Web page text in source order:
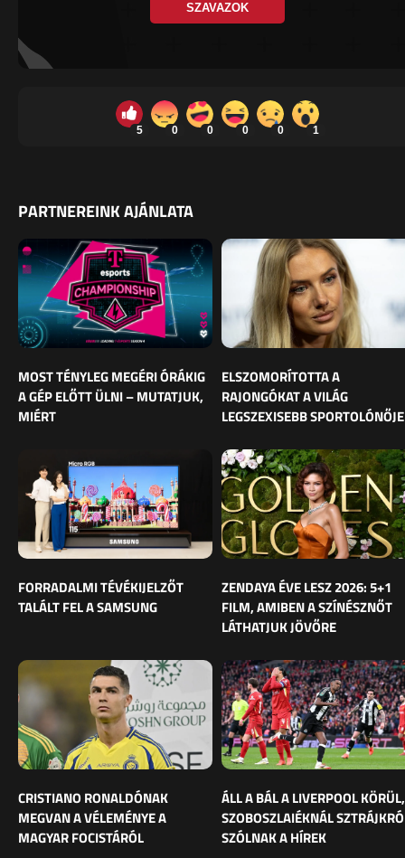
SZAVAZOK
5 0 0 0 0 1
PARTNEREINK AJÁNLATA
MOST TÉNYLEG MEGÉRI ÓRÁKIG
A GÉP ELŐTT ÜLNI – MUTATJUK,
MIÉRT
ELSZOMORÍTOTTA A
RAJONGÓKAT A VILÁG
LEGSZEXISEBB SPORTOLÓNŐJE
FORRADALMI TÉVÉKIJELZŐT
TALÁLT FEL A SAMSUNG
ZENDAYA ÉVE LESZ 2026: 5+1
FILM, AMIBEN A SZÍNÉSZNŐT
LÁTHATJUK JÖVŐRE
CRISTIANO RONALDÓNAK
MEGVAN A VÉLEMÉNYE A
MAGYAR FOCISTÁRÓL
ÁLL A BÁL A LIVERPOOL KÖRÜL,
SZOBOSZLAIÉKNÁL
SZÓLNAK A HÍREK